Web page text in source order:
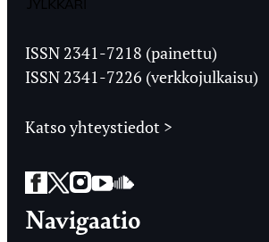
Ylioppilaslehti
ISSN 2341-7218 (painettu)
ISSN 2341-7226 (verkkojulkaisu)
Katso yhteystiedot >
Facebook
Twitter
Instagram
YouTube
SoundCloud
Navigaatio